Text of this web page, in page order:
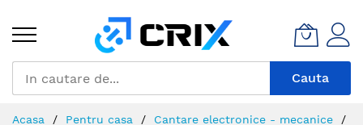
Continut
Cauta
Acasa Pentru casa
Cantare electronice - mecanice